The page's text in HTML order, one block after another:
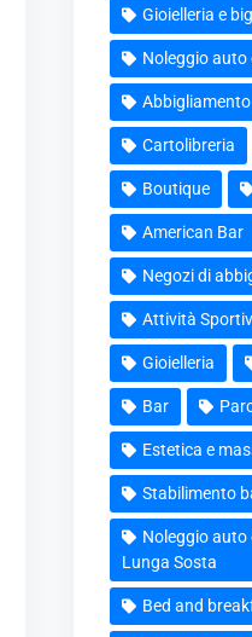
Gioielleria e
Noleggio auto
Abbigliamento
Cartolibreria
Boutique
American Bar
Negozi di
Attività
Gioielleria
Bar
Estetica e
Stabilimento
Noleggio auto
Lunga Sosta
Bed and